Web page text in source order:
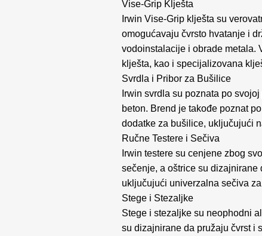
Vise-Grip Klješta
Irwin Vise-Grip klješta su
omogućavaju čvrsto hvatanje i
vodoinstalacije i obrade metala.
klješta, kao i specijalizovana
Svrdla i Pribor za Bušilice
Irwin svrdla su poznata po
beton. Brend je takođe poznat
dodatke za bušilice, uključujući
Ručne Testere i Sečiva
Irwin testere su cenjene zbog
sečenje, a oštrice su dizajnirane
uključujući univerzalna sečiva
Stege i Stezaljke
Stege i stezaljke su neophodni
su dizajnirane da pružaju čvrst i